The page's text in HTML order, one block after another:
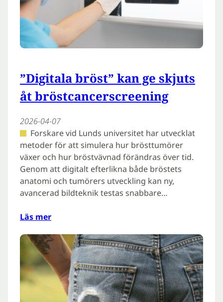
”Digitala bröst” kan ge skjuts
åt bröstcancerscreening
2026-04-07
Forskare vid Lunds universitet har utvecklat
metoder för att simulera hur brösttumörer
växer och hur bröstvävnad förändras över tid.
Genom att digitalt efterlikna både bröstets
anatomi och tumörers utveckling kan ny,
avancerad bildteknik testas snabbare…
Läs mer